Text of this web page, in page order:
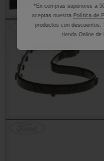
*En compras superiores a
aceptas nuestra Política de
productos con descuentos.
tienda Online de